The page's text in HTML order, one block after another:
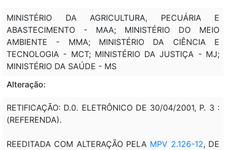
MINISTÉRIO DA AGRICULTURA, PECUÁRIA E
ABASTECIMENTO - MAA; MINISTÉRIO DO MEIO
AMBIENTE - MMA; MINISTÉRIO DA CIÊNCIA E
TECNOLOGIA - MCT; MINISTÉRIO DA JUSTIÇA - MJ;
MINISTÉRIO DA SAÚDE - MS
Alteração:
RETIFICAÇÃO: D.0. ELETRÔNICO DE 30/04/2001, P. 3 :
(REFERENDA).
REEDITADA COM ALTERAÇÃO PELA MPV 2.126-12, DE